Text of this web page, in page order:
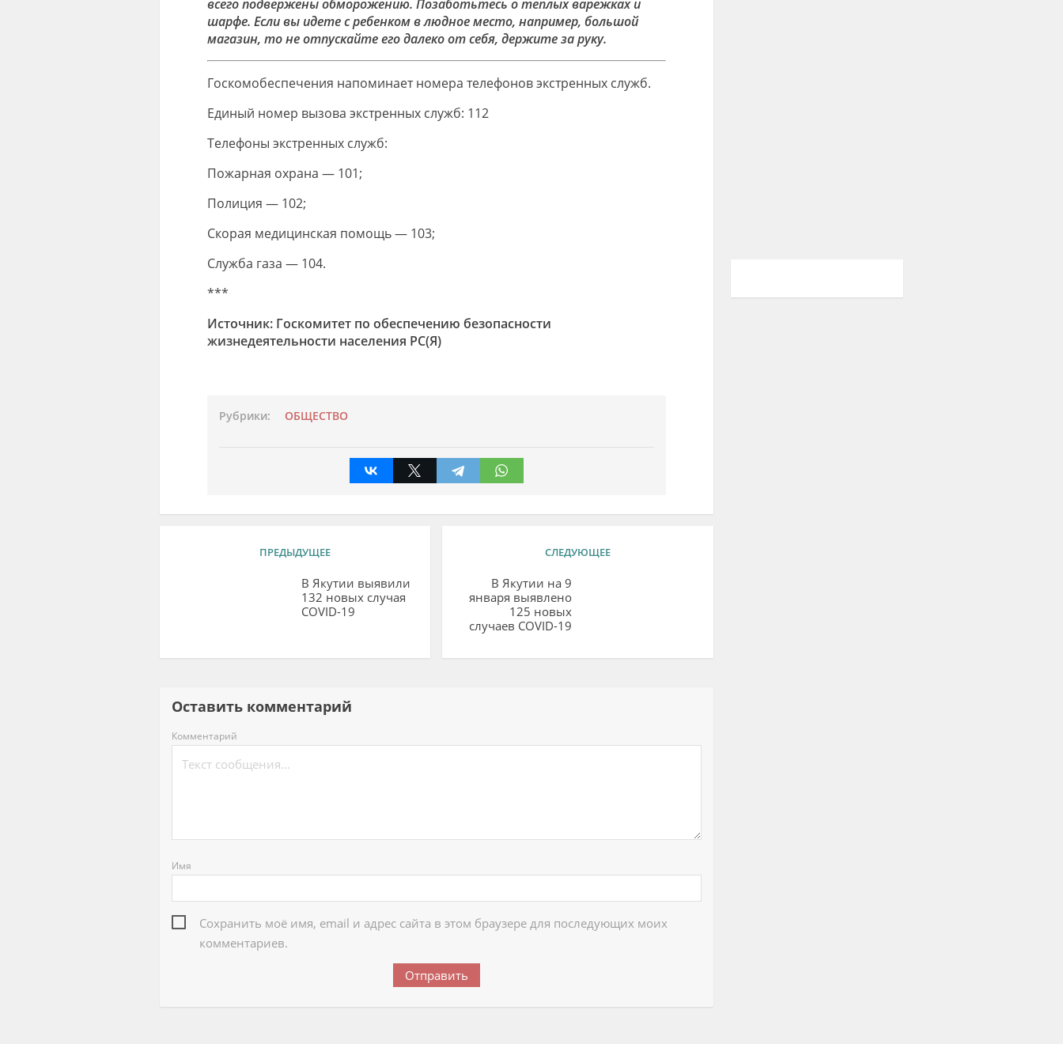
всего подвержены обморожению. Позаботьтесь о теплых варежках и
шарфе. Если вы идете с ребенком в людное место, например, большой
магазин, то не отпускайте его далеко от себя, держите за руку.
Госкомобеспечения напоминает номера телефонов экстренных служб.
Единый номер вызова экстренных служб: 112
Телефоны экстренных служб:
Пожарная охрана — 101;
Полиция — 102;
Скорая медицинская помощь — 103;
Служба газа — 104.
***
Источник: Госкомитет по обеспечению безопасности
жизнедеятельности населения РС(Я)
Рубрики: ОБЩЕСТВО
ПРЕДЫДУЩЕЕ
В Якутии выявили
132 новых случая
COVID-19
СЛЕДУЮЩЕЕ
В Якутии на 9
января выявлено
125 новых
случаев COVID-19
Оставить комментарий
Комментарий
Имя
Сохранить моё имя, email и адрес сайта в этом браузере для последующих моих
комментариев.